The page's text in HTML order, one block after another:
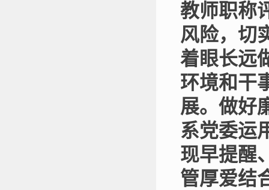
教师职称
风险， 切
着眼长远
环境和干
展。 做好
系党委运
现早提醒
管厚爱结